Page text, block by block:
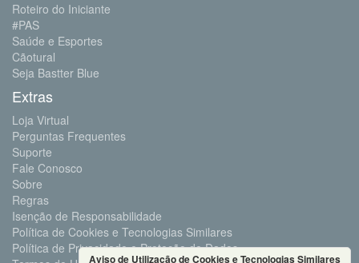
Roteiro do Iniciante
#PAS
Saúde e Esportes
Cãotural
Seja Bastter Blue
Extras
Loja Virtual
Perguntas Frequentes
Suporte
Fale Conosco
Sobre
Regras
Isenção de Responsabilidade
Política de Cookies e Tecnologias Similares
Política de Privacidade e Proteção de Dados
Aviso de Utilização de Cookies e Tecnologias Similares